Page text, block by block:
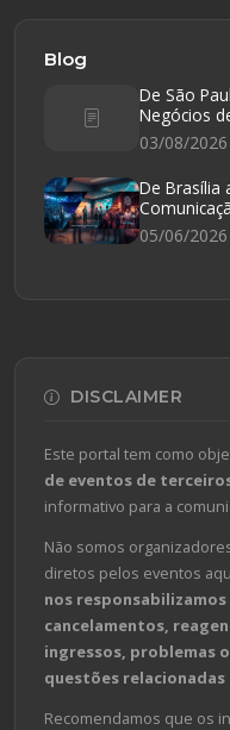
Blog
De São
Negócios
03/08/2026
De Brasília
05/06/2026
DISCLAIMER
Este portal tem como
de eventos de
informativo para a
Não somos
diretos pelos eventos
nos
cancelamentos,
ingressos, problemas
questões
Recomendamos que os